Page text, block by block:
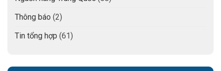
Thông báo (2)
Tin tổng hợp (61)